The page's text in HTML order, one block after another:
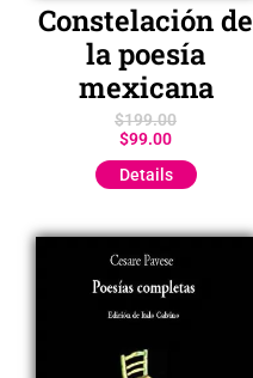
Constelación de
la poesía
mexicana
$199.00
$99.00
Details